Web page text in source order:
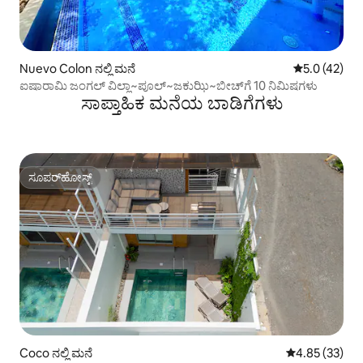
Nuevo Colon ನಲ್ಲಿ ಮನೆ 5 ರಲ್ಲಿ 5.0
5.0 (42)
ಐಷಾರಾಮಿ ಜಂಗಲ್ ವಿಲ್ಲಾ~ಪೂಲ್~ಜಕುಝಿ~ಬೀಚ್‌ಗೆ 10 ನಿಮಿಷಗಳು
ಸಾಪ್ತಾಹಿಕ ಮನೆಯ ಬಾಡಿಗೆಗಳು
ಸೂಪರ್‌ಹೋಸ್ಟ್
ಸೂಪರ್‌ಹೋಸ್ಟ್
Coco ನಲ್ಲಿ ಮನೆ 5 ರಲ್ಲಿ 4.85
4.85 (33)